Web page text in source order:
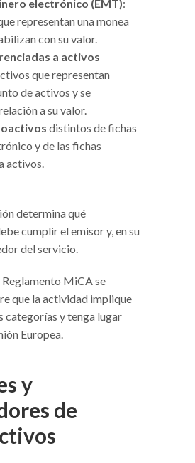
electrónico (EMT):
representan una monea
con su valor.
a activos
que representan
de activos y se
a su valor.
distintos de fichas
y de las fichas
activos.
determina qué
cumplir el emisor y, en su
del servicio.
MiCA se
que la actividad implique
categorías y tenga lugar
Europea.
y
de